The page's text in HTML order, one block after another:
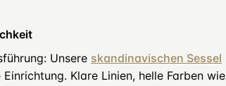
Unsere skandinavischen Sessel
Klare Linien, helle Farben wie